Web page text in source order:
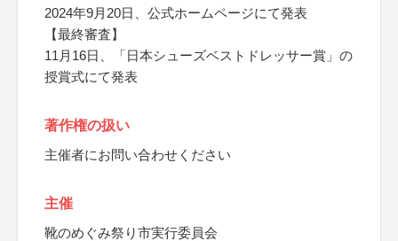
2024年9月20日、公式ホームページにて発表
【最終審査】
11月16日、「日本シューズベストドレッサー賞」の
授賞式にて発表
著作権の扱い
主催者にお問い合わせください
主催
靴のめぐみ祭り市実行委員会